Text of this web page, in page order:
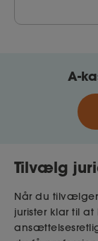
A-
Tilvælg
Når du
jurister klar til